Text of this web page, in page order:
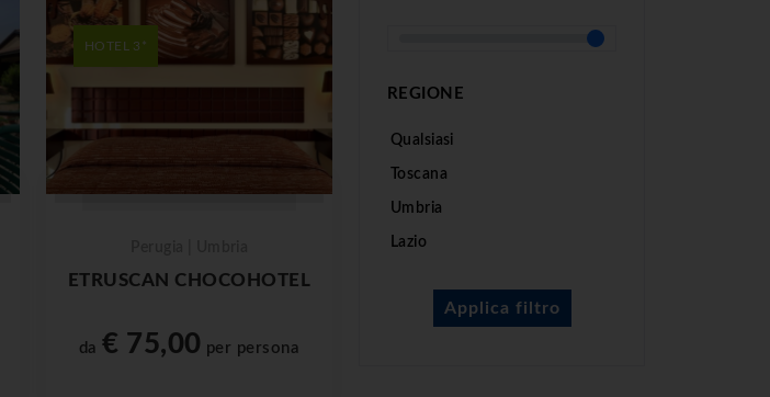
HOTEL 3*
ETRUSCAN CHOCOHOTEL
da€ 75,00 per persona
REGIONE
Qualsiasi
Toscana
Umbria
Lazio